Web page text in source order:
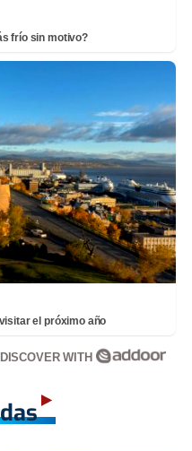
frío sin motivo?
el próximo año
DISCOVER WITH